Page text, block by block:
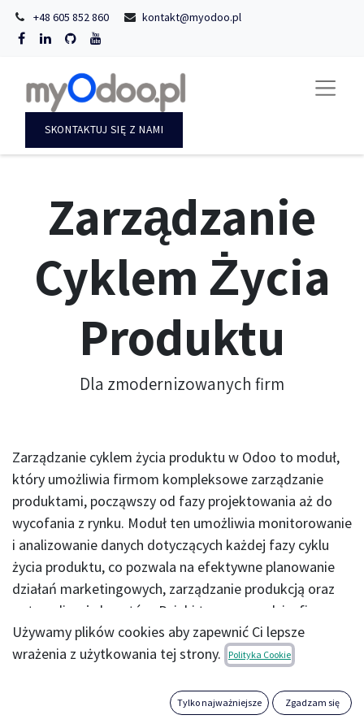
+48 605 852 860 kontakt@myodoo.pl
SKONTAKTUJ SIĘ Z NAMI
Zarządzanie
Cyklem Życia
Produktu
Dla zmodernizowanych firm
Zarządzanie cyklem życia produktu w Odoo to moduł,
który umożliwia firmom kompleksowe zarządzanie
produktami, począwszy od fazy projektowania aż do
wycofania z rynku. Moduł ten umożliwia monitorowanie
i analizowanie danych dotyczących każdej fazy cyklu
życia produktu, co pozwala na efektywne planowanie
działań marketingowych, zarządzanie produkcją oraz
optymalizację kosztów. Dzięki temu narzędziu, firma
może skutecznie poprawić swoją strategię
produktową, zwiększyć zyskowność oraz zwiększyć
Używamy plików cookies aby zapewnić Ci lepsze
wrażenia z użytkowania tej strony.
Polityka Cookie
Tylko najważniejsze Zgadzam się